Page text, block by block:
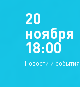
20
ноября
18:00
Новости и события